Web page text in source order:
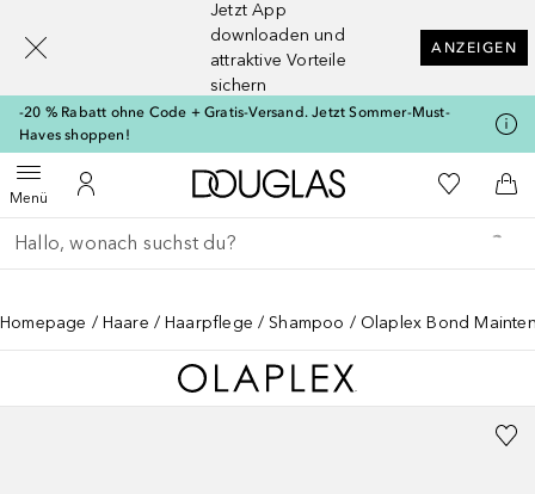
Jetzt App
downloaden und
attraktive Vorteile
sichern
ANZEIGEN
-20 % Rabatt ohne Code + Gratis-Versand. Jetzt Sommer-Must-
Haves shoppen!
MenüMenü öffnenZu Meinem Kundenkonto
Zur Douglas Startseite
Zu Meiner
Gehe zurück
Suche ausführen
Homepage Haare Haarpflege Shampoo Olaplex Bond
[navigation.slideout.screenreader]